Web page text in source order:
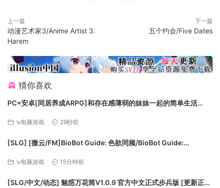
物尾随而至。在你完成一次连线移动后，怪物就会向你发起冲
上一篇
动漫艺术家3/Anime Artist 3:
Harem
下一篇
五个约会/Five Dates
猜你喜欢
PC+安卓[同居养成ARPG]和存在感薄弱的妹妹一起的简单生活
生活[3.3G]百度/迅雷/UC/夸克
⇘电脑游戏 29秒前
[SLG] [微云/FM]BioBot Guide: 色欲同频/BioBot Guide:
⇘电脑游戏 15分钟前
[SLG/中文/动态] 魅惑万花筒V1.0.9 官方中文正式步兵版 [更新正式